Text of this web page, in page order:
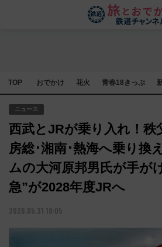
TOP おでかけ 花火 青春18きっぷ
ニュース
西武とJRが乗り入れ！秩
房総･湘南･熱海へ乗り換
ムの大河原邦男氏が手が
急”が2028年度JRへ
2026.05.31 18:05